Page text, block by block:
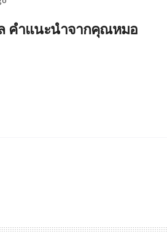
คำแนะนำจากคุณหมอ